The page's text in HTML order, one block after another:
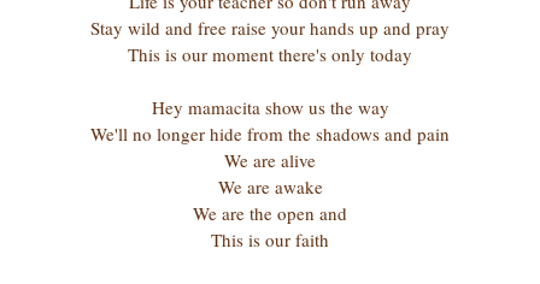
Stay wild and free raise your hands up and pray
This is our moment there's only today
Hey mamacita show us the way
We'll no longer hide from the shadows and pain
We are alive
We are awake
We are the open and
This is our faith